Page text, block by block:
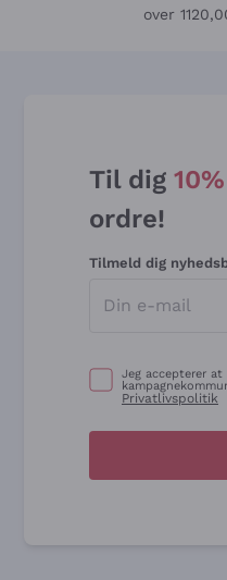
over
Til dig
ordre!
Tilmeld dig
Jeg accepterer
Privatlivspolitik